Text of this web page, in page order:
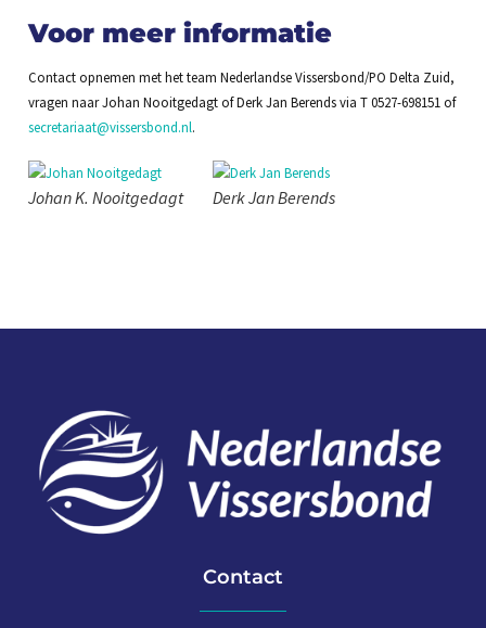
Voor meer informatie
Contact opnemen met het team Nederlandse Vissersbond/PO Delta Zuid,
vragen naar Johan Nooitgedagt of Derk Jan Berends via T 0527-698151 of
secretariaat@vissersbond.nl.
Johan K. Nooitgedagt Derk Jan Berends
Contact